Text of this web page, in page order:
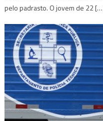
pelo padrasto. O jovem de 22